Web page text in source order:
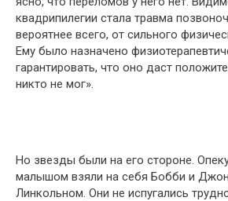
квадрипилегии стала травма
вероятнее всего, от сильного
Ему было назначено
гарантировать, что оно даст
никто не мог».
Но звезды были на его стороне.
малышом взяли на себя Бобби и
Линкольном. Они не испугались